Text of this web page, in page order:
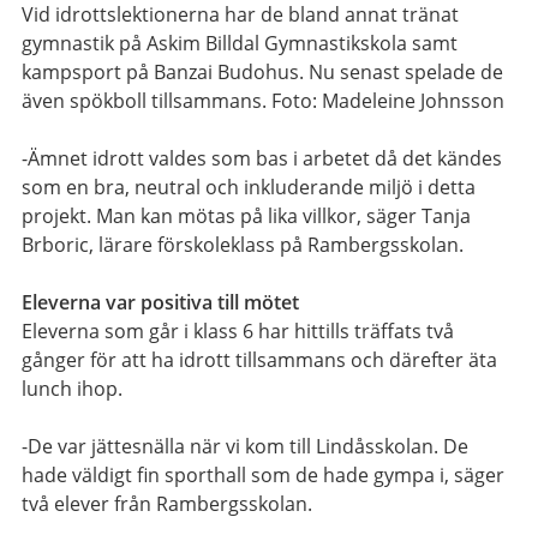
Vid idrottslektionerna har de bland annat tränat
gymnastik på Askim Billdal Gymnastikskola samt
kampsport på Banzai Budohus. Nu senast spelade de
även spökboll tillsammans. Foto: Madeleine Johnsson
-Ämnet idrott valdes som bas i arbetet då det kändes
som en bra, neutral och inkluderande miljö i detta
projekt. Man kan mötas på lika villkor, säger Tanja
Brboric, lärare förskoleklass på Rambergsskolan.
Eleverna var positiva till mötet
Eleverna som går i klass 6 har hittills träffats två
gånger för att ha idrott tillsammans och därefter äta
lunch ihop.
-De var jättesnälla när vi kom till Lindåsskolan. De
hade väldigt fin sporthall som de hade gympa i, säger
två elever från Rambergsskolan.